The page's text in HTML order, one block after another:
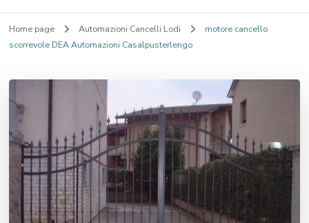
Home page Automazioni Cancelli Lodi
motore cancello
scorrevole DEA Automazioni Casalpusterlengo